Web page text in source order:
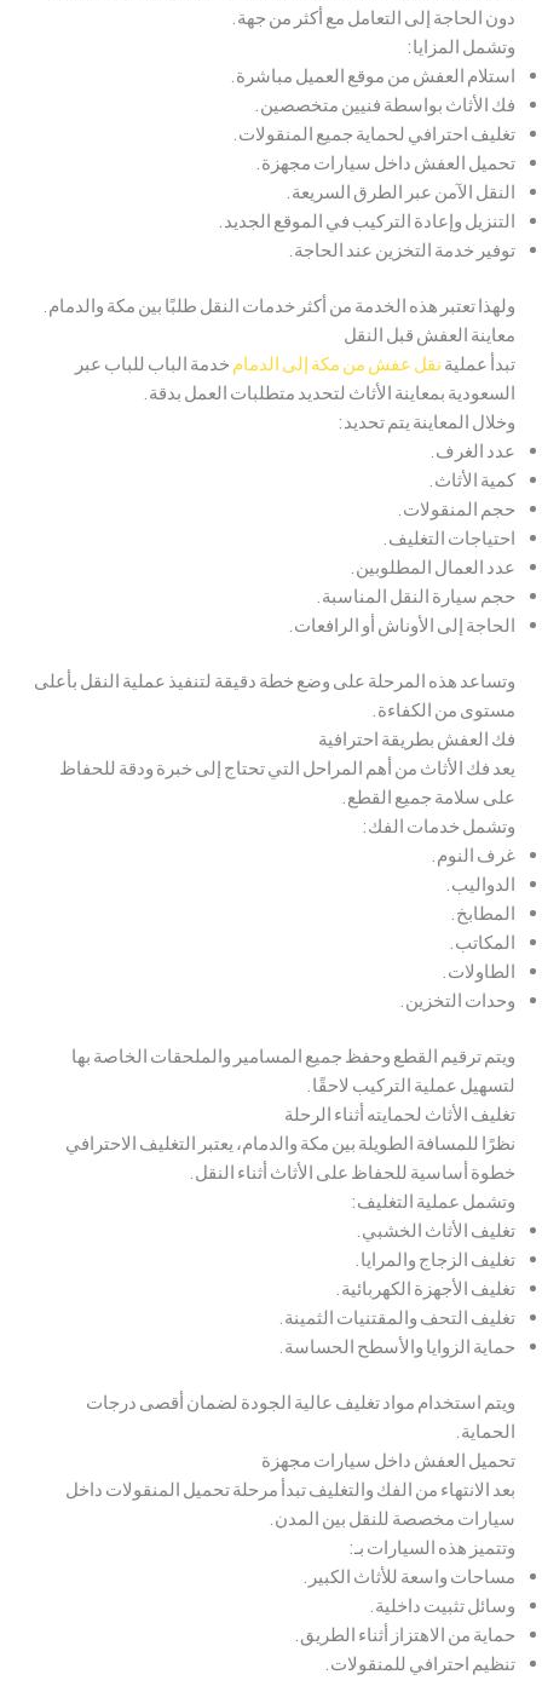
دون الحاجة إلى التعامل مع أكثر من جهة.
وتشمل المزايا:
استلام العفش من موقع العميل مباشرة.
فك الأثاث بواسطة فنيين متخصصين.
تغليف احترافي لحماية جميع المنقولات.
تحميل العفش داخل سيارات مجهزة.
النقل الآمن عبر الطرق السريعة.
التنزيل وإعادة التركيب في الموقع الجديد.
توفير خدمة التخزين عند الحاجة.
ولهذا تعتبر هذه الخدمة من أكثر خدمات النقل طلبًا بين مكة والدمام.
معاينة العفش قبل النقل
تبدأ عملية نقل عفش من مكة إلى الدمام خدمة الباب للباب عبر
السعودية بمعاينة الأثاث لتحديد متطلبات العمل بدقة.
وخلال المعاينة يتم تحديد:
عدد الغرف.
كمية الأثاث.
حجم المنقولات.
احتياجات التغليف.
عدد العمال المطلوبين.
حجم سيارة النقل المناسبة.
الحاجة إلى الأوناش أو الرافعات.
وتساعد هذه المرحلة على وضع خطة دقيقة لتنفيذ عملية النقل بأعلى
مستوى من الكفاءة.
فك العفش بطريقة احترافية
يعد فك الأثاث من أهم المراحل التي تحتاج إلى خبرة ودقة للحفاظ
على سلامة جميع القطع.
وتشمل خدمات الفك:
غرف النوم.
الدواليب.
المطابخ.
المكاتب.
الطاولات.
وحدات التخزين.
ويتم ترقيم القطع وحفظ جميع المسامير والملحقات الخاصة بها
لتسهيل عملية التركيب لاحقًا.
تغليف الأثاث لحمايته أثناء الرحلة
نظرًا للمسافة الطويلة بين مكة والدمام، يعتبر التغليف الاحترافي
خطوة أساسية للحفاظ على الأثاث أثناء النقل.
وتشمل عملية التغليف:
تغليف الأثاث الخشبي.
تغليف الزجاج والمرايا.
تغليف الأجهزة الكهربائية.
تغليف التحف والمقتنيات الثمينة.
حماية الزوايا والأسطح الحساسة.
ويتم استخدام مواد تغليف عالية الجودة لضمان أقصى درجات
الحماية.
تحميل العفش داخل سيارات مجهزة
بعد الانتهاء من الفك والتغليف تبدأ مرحلة تحميل المنقولات داخل
سيارات مخصصة للنقل بين المدن.
وتتميز هذه السيارات بـ:
مساحات واسعة للأثاث الكبير.
وسائل تثبيت داخلية.
حماية من الاهتزاز أثناء الطريق.
تنظيم احترافي للمنقولات.